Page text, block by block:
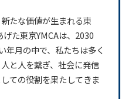
たな価値が生まれる東
た東京YMCAは、2030
年月の中で、私たちは多く
と人を繋ぎ、社会に発信
ての役割を果たしてきま